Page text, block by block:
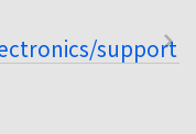
support